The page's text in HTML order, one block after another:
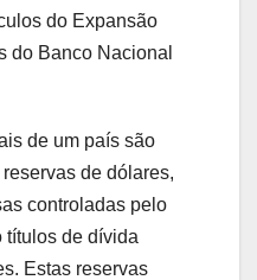
do Expansão
do Banco Nacional
de um país são
de dólares,
controladas pelo
títulos de dívida
Estas reservas